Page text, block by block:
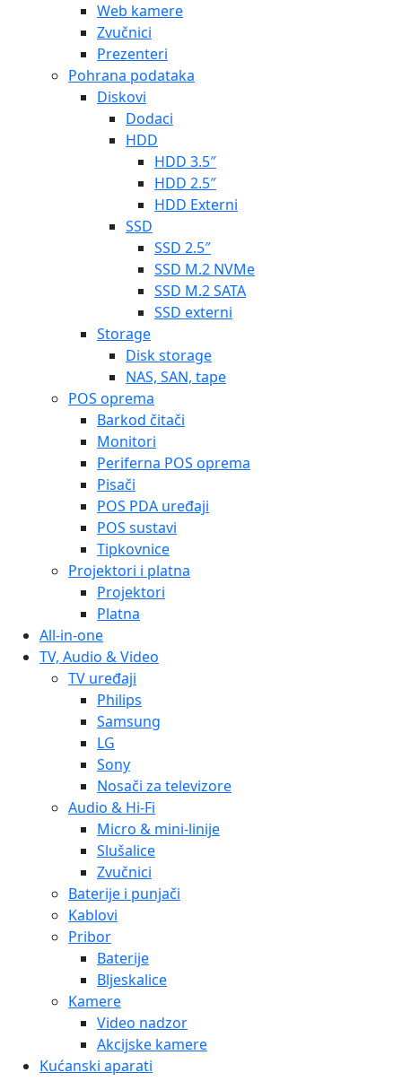
Web kamere
Zvučnici
Prezenteri
Pohrana podataka
Diskovi
Dodaci
HDD
HDD 3.5″
HDD 2.5″
HDD Externi
SSD
SSD 2.5″
SSD M.2 NVMe
SSD M.2 SATA
SSD externi
Storage
Disk storage
NAS, SAN, tape
POS oprema
Barkod čitači
Monitori
Periferna POS oprema
Pisači
POS PDA uređaji
POS sustavi
Tipkovnice
Projektori i platna
Projektori
Platna
All-in-one
TV, Audio & Video
TV uređaji
Philips
Samsung
LG
Sony
Nosači za televizore
Audio & Hi-Fi
Micro & mini-linije
Slušalice
Zvučnici
Baterije i punjači
Kablovi
Pribor
Baterije
Bljeskalice
Kamere
Video nadzor
Akcijske kamere
Kućanski aparati